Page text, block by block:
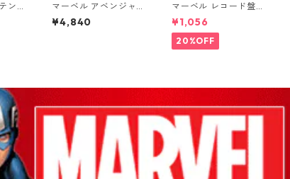
ン・
マーベル アベンジャー
ズ ロゴ ピアスセット
アイアンマン キャプテ
¥4,840
マーベル レコード盤型
プレート キャプテン・
アメリカ アメコミ お
皿 MARVEL
¥1,056
20%OFF